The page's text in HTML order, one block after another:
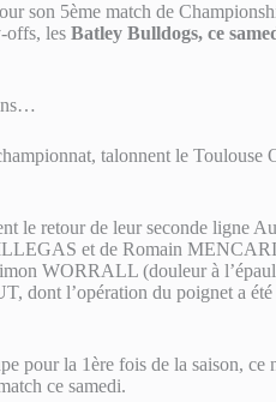
son 5ème match de
offs, les Batley Bulldogs, ce
talonnent le Toulouse
le retour de leur seconde ligne
et de Romain
WORRALL (douleur à
dont l’opération du poignet a
pour la 1ère fois de la saison, ce
ce samedi.